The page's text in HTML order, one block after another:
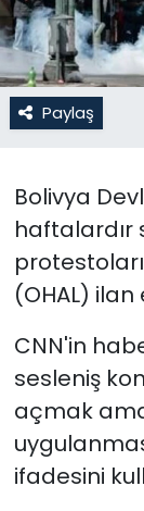
Paylaş
Bolivya
haftalardır
(OHAL)
CNN'in
sesleniş
açmak
ifadesini
Moda
Nöbetçi
Politika
SAĞLIK
TÜRKiYE
Video